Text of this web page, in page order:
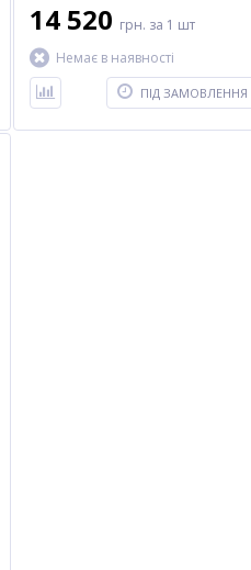
14 520 грн. за 1 шт
Немає в наявності
ПІД ЗАМОВЛЕННЯ